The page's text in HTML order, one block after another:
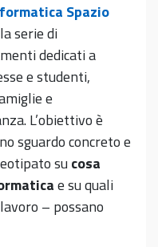
Spazio
serie di
dedicati a
e studenti,
e
L’obiettivo è
sguardo concreto e
su cosa
e su quali
– possano